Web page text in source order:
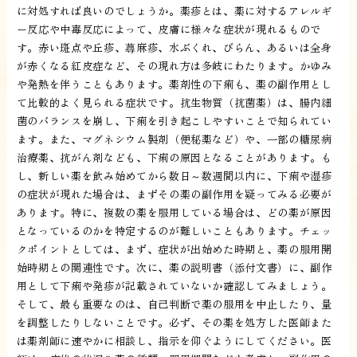
に対処すれば良いのでしょうか。薬疹とは、薬に対するアレルギ
ー反応や中毒反応によって、皮膚に様々な症状が現れるもので
す。赤い斑点や丘疹、蕁麻疹、水ぶくれ、びらん、あるいは全身
が赤くなる紅皮症など、その現れ方は多岐にわたります。かゆみ
や発熱を伴うこともあります。薬剤性の下痢も、薬の副作用とし
て比較的よく見られる症状です。抗生物質（抗菌薬）は、腸内細
菌のバランスを崩し、下痢を引き起こしやすいことで知られてい
ます。また、マグネシウム製剤（便秘薬など）や、一部の糖尿病
治療薬、抗がん剤なども、下痢の原因となることがあります。も
し、新しい薬を飲み始めてから数日～数週間以内に、下痢や湿疹
の症状が現れた場合は、まずその薬の副作用を疑ってみる必要が
あります。特に、複数の薬を服用している場合は、どの薬が原因
となっているのかを特定するのが難しいこともあります。チェッ
クポイントとしては、まず、症状が出始めた時期と、薬の服用開
始時期との関連性です。次に、薬の説明書（添付文書）に、副作
用として下痢や発疹が記載されていないか確認してみましょう。
そして、最も重要なのは、自己判断で薬の服用を中止したり、量
を調整したりしないことです。必ず、その薬を処方した医師また
は薬剤師に速やかに相談し、指示を仰ぐようにしてください。医